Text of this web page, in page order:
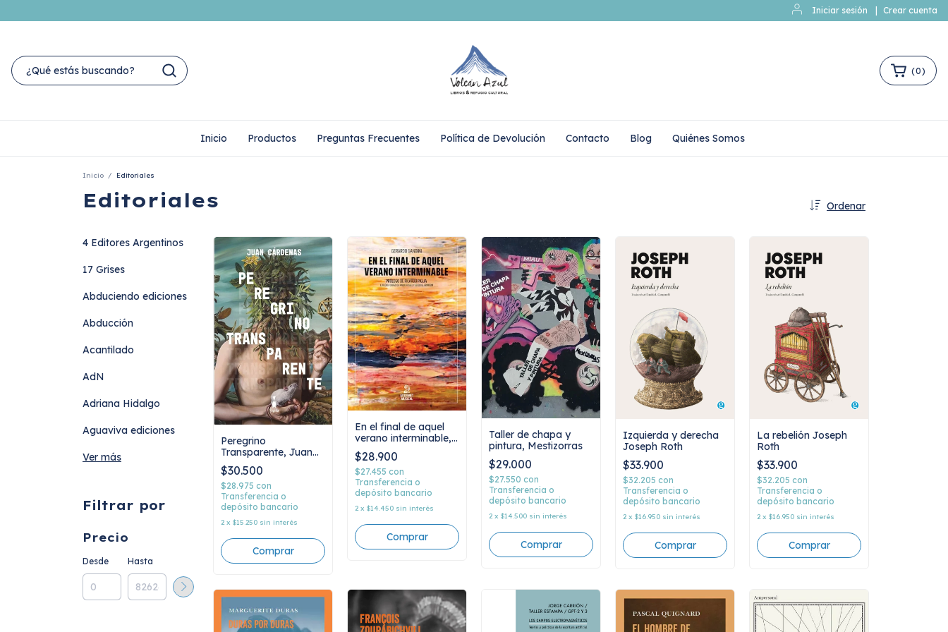
Iniciar sesión Crear cuenta
(0)
Inicio Productos Preguntas Frecuentes Política de Devolución Contacto Blog Quiénes Somos
Inicio / Editoriales
Editoriales Ordenar
4 Editores Argentinos
17 Grises
Abduciendo ediciones
Abducción
Acantilado
AdN
Adriana Hidalgo
Aguaviva ediciones
Ver más
Filtrar por
Precio
Desde Hasta
Peregrino
Transparente, Juan
Cárdenas
$30.500
$28.975 con
Transferencia o
depósito bancario
2 x $15.250 sin interés
En el final de aquel
verano interminable,
Gerardo Gandini
$28.900
$27.455 con
Transferencia o
depósito bancario
2 x $14.450 sin interés
Taller de chapa y
pintura, Mestizorras
$29.000
$27.550 con
Transferencia o
depósito bancario
2 x $14.500 sin interés
Izquierda y derecha
Joseph Roth
$33.900
$32.205 con
Transferencia o
depósito bancario
2 x $16.950 sin interés
La rebelión Joseph
Roth
$33.900
$32.205 con
Transferencia o
depósito bancario
2 x $16.950 sin interés